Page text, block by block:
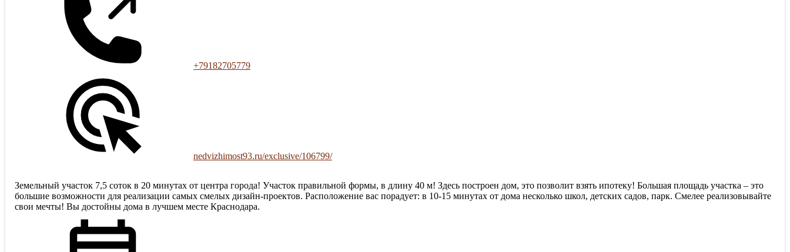
+79182705779
nedvizhimost93.ru/exclusive/106799/
Земельный участок 7,5 соток в 20 минутах от центра города! Участок правильной формы, в длину 40 м! Здесь построен дом, это позволит взять ипотеку! Большая площадь участка – это
большие возможности для реализации самых смелых дизайн-проектов. Расположение вас порадует: в 10-15 минутах от дома несколько школ, детских садов, парк. Смелее реализовывайте
свои мечты! Вы достойны дома в лучшем месте Краснодара.